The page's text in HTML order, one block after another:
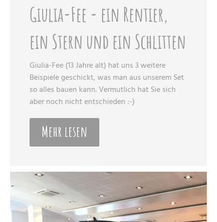
Giulia-Fee - ein Rentier,
ein Stern und ein Schlitten
Giulia-Fee (13 Jahre alt) hat uns 3 weitere
Beispiele geschickt, was man aus unserem Set
so alles bauen kann. Vermutlich hat Sie sich
aber noch nicht entschieden :-)
Mehr lesen